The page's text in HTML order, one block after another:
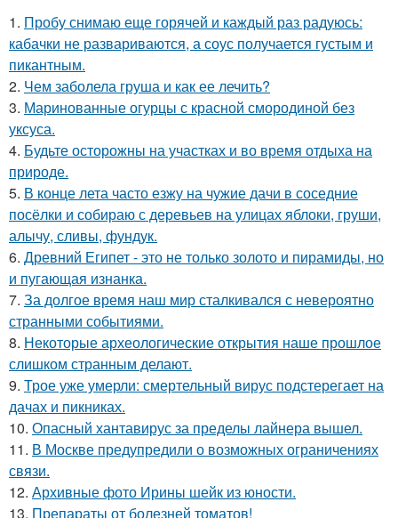
1. Пробу снимаю еще горячей и каждый раз радуюсь:
кабачки не развариваются, а соус получается густым и
пикантным.
2. Чем заболела груша и как ее лечить?
3. Маринованные огурцы с красной смородиной без
уксуса.
4. Будьте осторожны на участках и во время отдыха на
природе.
5. В конце лета часто езжу на чужие дачи в соседние
посёлки и собираю с деревьев на улицах яблоки, груши,
алычу, сливы, фундук.
6. Древний Египет - это не только золото и пирамиды, но
и пугающая изнанка.
7. За долгое время наш мир сталкивался с невероятно
странными событиями.
8. Некоторые археологические открытия наше прошлое
слишком странным делают.
9. Трое уже умерли: смертельный вирус подстерегает на
дачах и пикниках.
10. Опасный хантавирус за пределы лайнера вышел.
11. В Москве предупредили о возможных ограничениях
связи.
12. Архивные фото Ирины шейк из юности.
13. Препараты от болезней томатов!